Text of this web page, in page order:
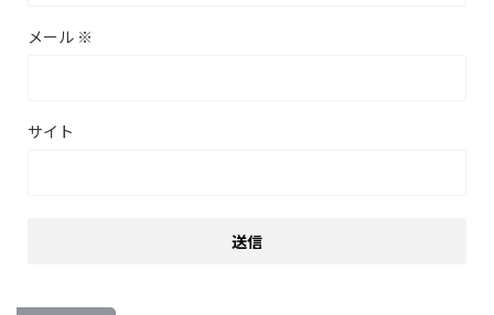
メール ※
サイト